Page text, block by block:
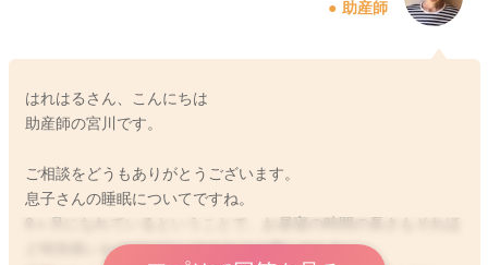
助産師
はれはるさん、こんにちは
助産師の宮川です。
ご相談をどうもありがとうございます。
息子さんの睡眠についてですね。
8ヶ月になれているということで、お昼寝の時間の長さもそれほ
ど特別長いわけではないのかなとは思いました。